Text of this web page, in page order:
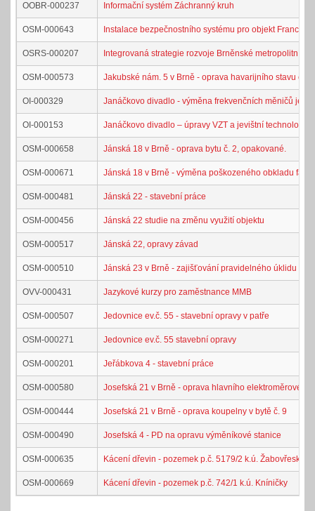
OOBR-000237 Informační systém Záchranný kruh
OSM-000643 Instalace bezpečnostního systému pro objekt
OSRS-000207 Integrovaná strategie rozvoje Brněnské metropolitní
OSM-000573 Jakubské nám. 5 v Brně - oprava havarijního stavu
OI-000329 Janáčkovo divadlo - výměna frekvenčních měničů
OI-000153 Janáčkovo divadlo – úpravy VZT a jevištní technologie
OSM-000658 Jánská 18 v Brně - oprava bytu č. 2, opakované.
OSM-000671 Jánská 18 v Brně - výměna poškozeného obkladu
OSM-000481 Jánská 22 - stavební práce
OSM-000456 Jánská 22 studie na změnu využití objektu
OSM-000517 Jánská 22, opravy závad
OSM-000510 Jánská 23 v Brně - zajišťování pravidelného úklidu
OVV-000431 Jazykové kurzy pro zaměstnance MMB
OSM-000507 Jedovnice ev.č. 55 - stavební opravy v patře
OSM-000271 Jedovnice ev.č. 55 stavební opravy
OSM-000201 Jeřábkova 4 - stavební práce
OSM-000580 Josefská 21 v Brně - oprava hlavního
OSM-000444 Josefská 21 v Brně - oprava koupelny v bytě č. 9
OSM-000490 Josefská 4 - PD na opravu výměníkové stanice
OSM-000635 Kácení dřevin - pozemek p.č. 5179/2 k.ú. Žabovřesky
OSM-000669 Kácení dřevin - pozemek p.č. 742/1 k.ú. Kníničky